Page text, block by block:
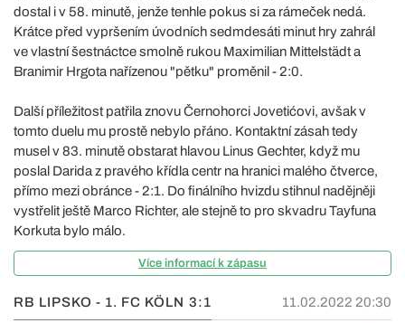
dostal i v 58. minutě, jenže tenhle pokus si za rámeček nedá.
Krátce před vypršením úvodních sedmdesáti minut hry zahrál
ve vlastní šestnáctce smolně rukou Maximilian Mittelstädt a
Branimir Hrgota nařízenou "pětku" proměnil - 2:0.
Další příležitost patřila znovu Černohorci Jovetićovi, avšak v
tomto duelu mu prostě nebylo přáno. Kontaktní zásah tedy
musel v 83. minutě obstarat hlavou Linus Gechter, když mu
poslal Darida z pravého křídla centr na hranici malého čtverce,
přímo mezi obránce - 2:1. Do finálního hvizdu stihnul nadějněji
vystřelit ještě Marco Richter, ale stejně to pro skvadru Tayfuna
Korkuta bylo málo.
Více informací k zápasu
RB LIPSKO - 1. FC KÖLN 3:1 11.02.2022 20:30